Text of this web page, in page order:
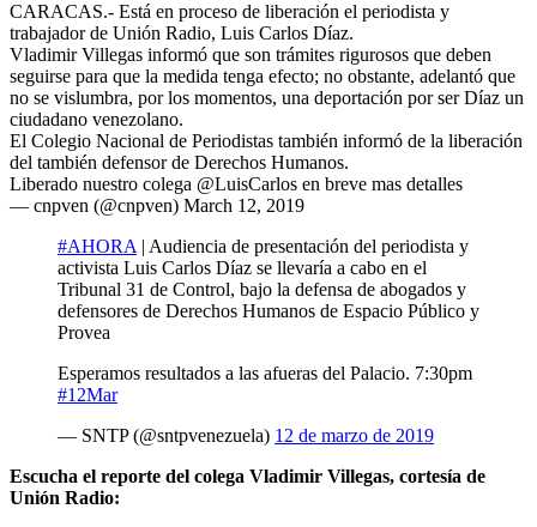
CARACAS.- Está en proceso de liberación el periodista y
trabajador de Unión Radio, Luis Carlos Díaz.
Vladimir Villegas informó que son trámites rigurosos que deben
seguirse para que la medida tenga efecto; no obstante, adelantó que
no se vislumbra, por los momentos, una deportación por ser Díaz un
ciudadano venezolano.
El Colegio Nacional de Periodistas también informó de la liberación
del también defensor de Derechos Humanos.
Liberado nuestro colega @LuisCarlos en breve mas detalles
— cnpven (@cnpven) March 12, 2019
#AHORA | Audiencia de presentación del periodista y
activista Luis Carlos Díaz se llevaría a cabo en el
Tribunal 31 de Control, bajo la defensa de abogados y
defensores de Derechos Humanos de Espacio Público y
Provea
Esperamos resultados a las afueras del Palacio. 7:30pm
#12Mar
— SNTP (@sntpvenezuela) 12 de marzo de 2019
Escucha el reporte del colega Vladimir Villegas, cortesía de
Unión Radio: